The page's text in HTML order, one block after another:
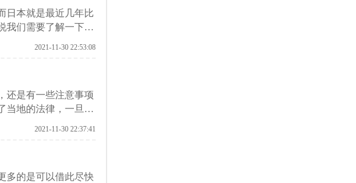
日本就是最近几年比
我们需要了解一下在
2021-11-30 22:53:08
还是有一些注意事项
当地的法律，一旦触
2021-11-30 22:37:41
多的是可以借此尽快